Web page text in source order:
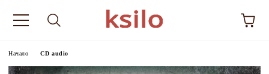
Начало CD audio